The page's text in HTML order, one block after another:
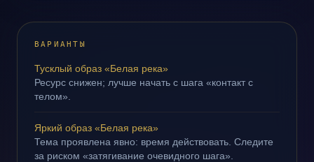
ВАРИАНТЫ
Тусклый образ «Белая река»
Ресурс снижен; лучше начать с шага «контакт с
телом».
Яркий образ «Белая река»
Тема проявлена явно: время действовать. Следите
за риском «затягивание очевидного шага».